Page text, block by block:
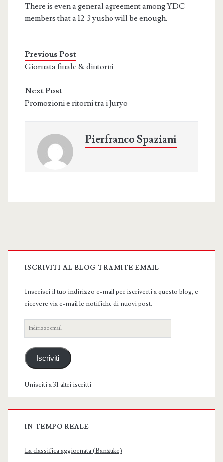
There is even a general agreement among YDC
members that a 12-3 yusho will be enough.
Previous Post
Giornata finale & dintorni
Next Post
Promozioni e ritorni tra i Juryo
Pierfranco Spaziani
Primary
Sidebar
ISCRIVITI AL BLOG TRAMITE EMAIL
Inserisci il tuo indirizzo e-mail per iscriverti a questo blog, e
ricevere via e-mail le notifiche di nuovi post.
Indirizzo
email
Iscriviti
Unisciti a 31 altri iscritti
IN TEMPO REALE
La classifica aggiornata (Banzuke)